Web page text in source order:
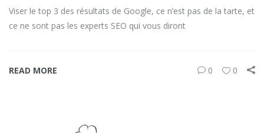
Viser le top 3 des résultats de Google, ce n’est pas de la tarte, et
ce ne sont pas les experts SEO qui vous diront
READ MORE 0 0